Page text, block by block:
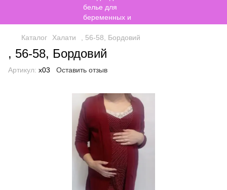
Каталог Халати , 56-58, Бордовий
, 56-58, Бордовий
Артикул: х03 Оставить отзыв